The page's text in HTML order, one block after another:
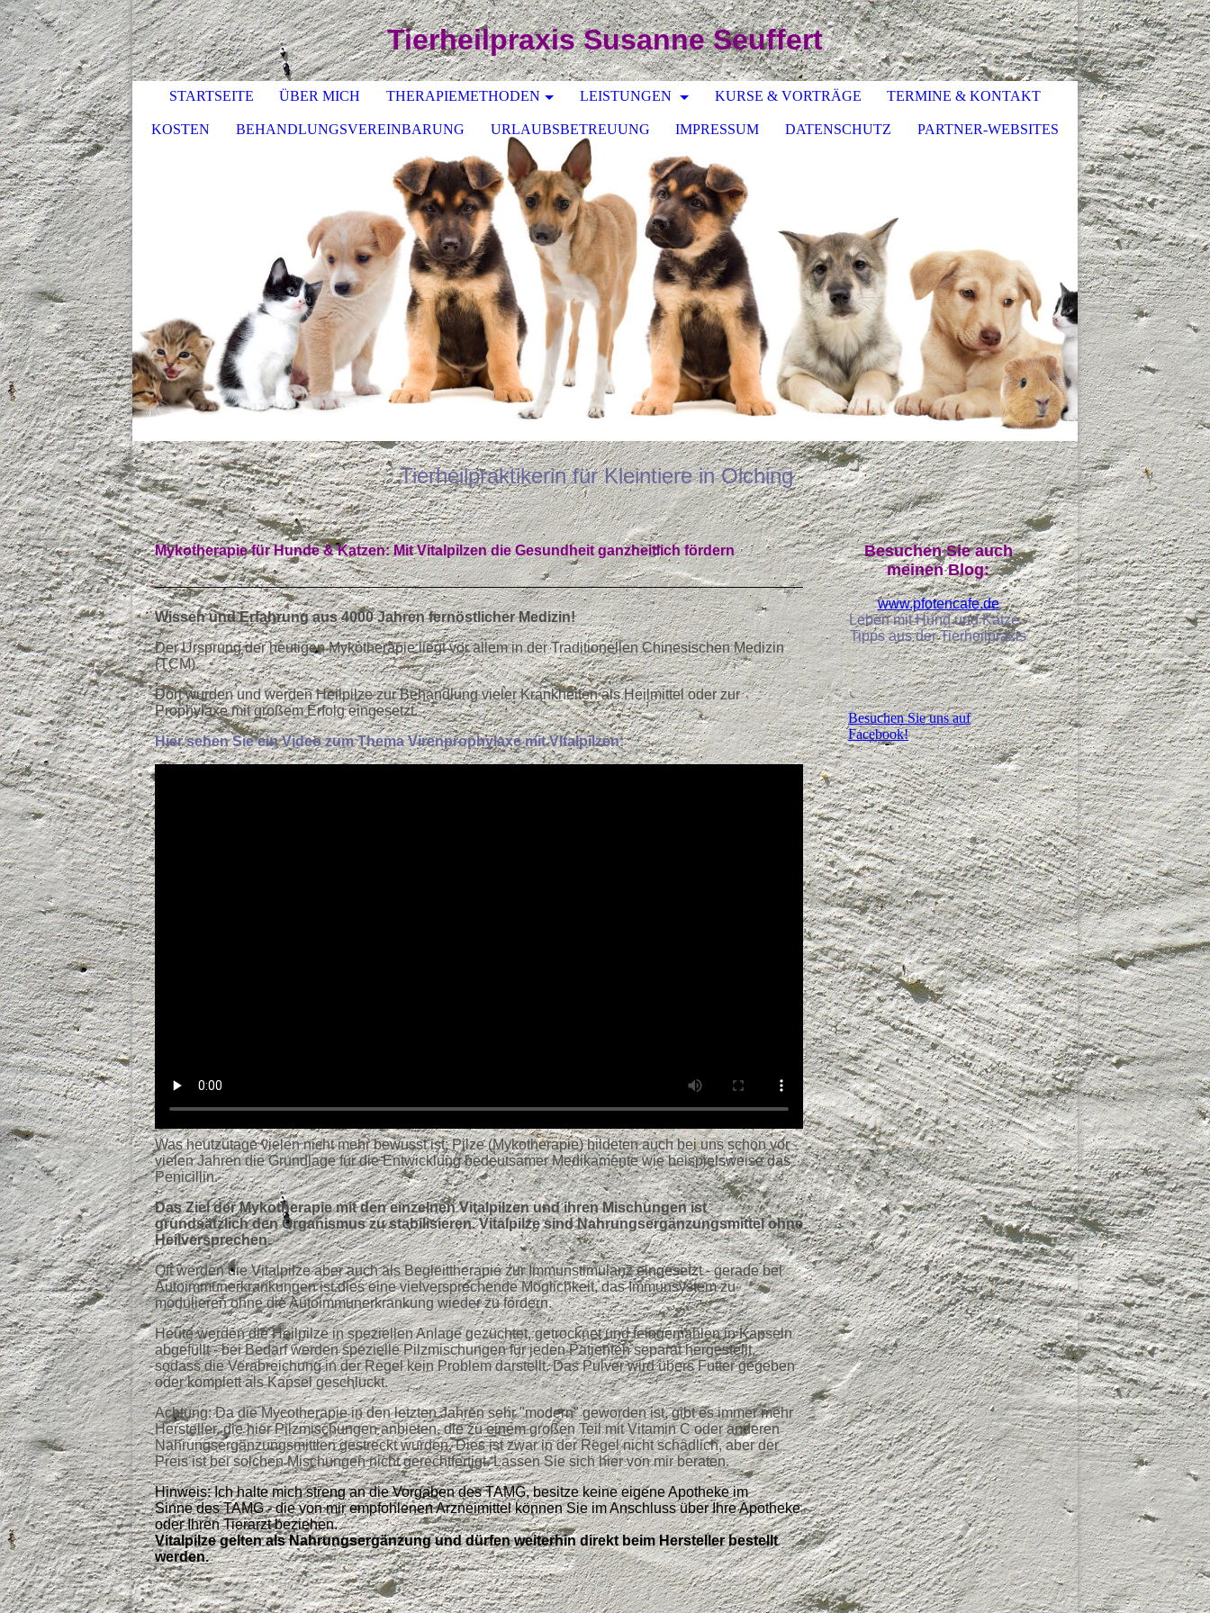
Tierheilpraxis Susanne Seuffert
STARTSEITE ÜBER MICH THERAPIEMETHODEN LEISTUNGEN KURSE & VORTRÄGE TERMINE & KONTAKT
KOSTEN BEHANDLUNGSVEREINBARUNG URLAUBSBETREUUNG IMPRESSUM DATENSCHUTZ PARTNER-WEBSITES
Tierheilpraktikerin für Kleintiere in Olching
Mykotherapie für Hunde & Katzen: Mit Vitalpilzen die Gesundheit ganzheitlich fördern
Wissen und Erfahrung aus 4000 Jahren fernöstlicher Medizin!
Der Ursprung der heutigen Mykotherapie liegt vor allem in der Traditionellen Chinesischen Medizin
(TCM).
Dort wurden und werden Heilpilze zur Behandlung vieler Krankheiten als Heilmittel oder zur
Prophylaxe mit großem Erfolg eingesetzt.
Hier sehen Sie ein Video zum Thema Virenprophylaxe mit VItalpilzen:
Was heutzutage vielen nicht mehr bewusst ist: Pilze (Mykotherapie) bildeten auch bei uns schon vor
vielen Jahren die Grundlage für die Entwicklung bedeutsamer Medikamente wie beispielsweise das
Penicillin.
Das Ziel der Mykotherapie mit den einzelnen Vitalpilzen und ihren Mischungen ist
grundsätzlich den Organismus zu stabilisieren. Vitalpilze sind Nahrungsergänzungsmittel ohne
Heilversprechen.
Oft werden die Vitalpilze aber auch als Begleittherapie zur Immunstimulanz eingesetzt - gerade bei
Autoimmunerkrankungen ist dies eine vielversprechende Möglichkeit, das Immunsystem zu
modulieren ohne die Autoimmunerkrankung wieder zu fördern.
Heute werden die Heilpilze in speziellen Anlage gezüchtet, getrocknet und feingemahlen in Kapseln
abgefüllt - bei Bedarf werden spezielle Pilzmischungen für jeden Patienten separat hergestellt,
sodass die Verabreichung in der Regel kein Problem darstellt. Das Pulver wird übers Futter gegeben
oder komplett als Kapsel geschluckt.
Achtung: Da die Mycotherapie in den letzten Jahren sehr "modern" geworden ist, gibt es immer mehr
Hersteller, die hier Pilzmischungen anbieten, die zu einem großen Teil mit Vitamin C oder anderen
Nahrungsergänzungsmittlen gestreckt wurden. Dies ist zwar in der Regel nicht schädlich, aber der
Preis ist bei solchen Mischungen nicht gerechtfertigt. Lassen Sie sich hier von mir beraten.
Hinweis: Ich halte mich streng an die Vorgaben des TAMG, besitze keine eigene Apotheke im
Sinne des TAMG - die von mir empfohlenen Arzneimittel können Sie im Anschluss über Ihre Apotheke
oder Ihren Tierarzt beziehen.
Vitalpilze gelten als Nahrungsergänzung und dürfen weiterhin direkt beim Hersteller bestellt
werden.
Besuchen Sie auch
meinen Blog:
www.pfotencafe.de
Leben mit Hund und Katze -
Tipps aus der Tierheilpraxis
Besuchen Sie uns auf
Facebook!